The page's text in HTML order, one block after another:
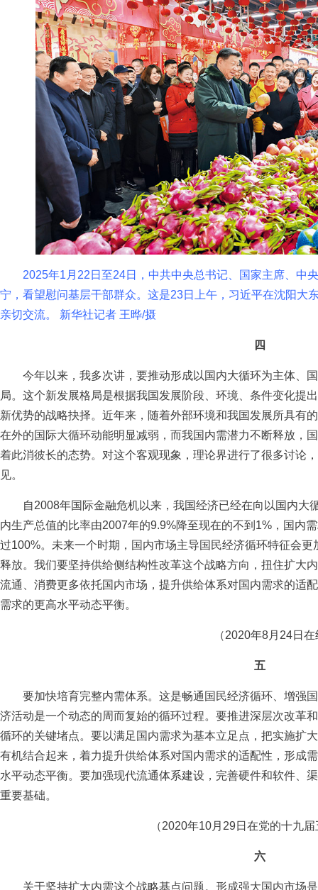
2025年1月22日至24日，中共中央总书记、国家主席、中
宁，看望慰问基层干部群众。这是23日上午，习近平在沈阳大
亲切交流。 新华社记者 王晔/摄
四
今年以来，我多次讲，要推动形成以国内大循环为主体、
局。这个新发展格局是根据我国发展阶段、环境、条件变化提
新优势的战略抉择。近年来，随着外部环境和我国发展所具有
在外的国际大循环动能明显减弱，而我国内需潜力不断释放，
着此消彼长的态势。对这个客观现象，理论界进行了很多讨论
见。
自2008年国际金融危机以来，我国经济已经在向以国内大
内生产总值的比率由2007年的9.9%降至现在的不到1%，国内
过100%。未来一个时期，国内市场主导国民经济循环特征会
释放。我们要坚持供给侧结构性改革这个战略方向，扭住扩大
流通、消费更多依托国内市场，提升供给体系对国内需求的适
需求的更高水平动态平衡。
（2020年8月24日在
五
要加快培育完整内需体系。这是畅通国民经济循环、增强
济活动是一个动态的周而复始的循环过程。要推进深层次改革
循环的关键堵点。要以满足国内需求为基本立足点，把实施扩
有机结合起来，着力提升供给体系对国内需求的适配性，形成
水平动态平衡。要加强现代流通体系建设，完善硬件和软件、
重要基础。
（2020年10月29日在党的十九届
六
关于坚持扩大内需这个战略基点问题。形成强大国内市场